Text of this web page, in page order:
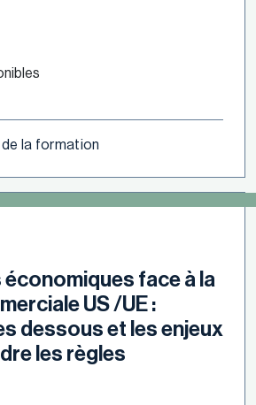
la formation
face à la
US /UE :
dessous et les enjeux
les règles